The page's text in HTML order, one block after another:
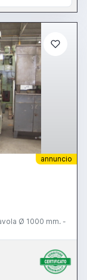
annuncio
Ø 1000 mm. -